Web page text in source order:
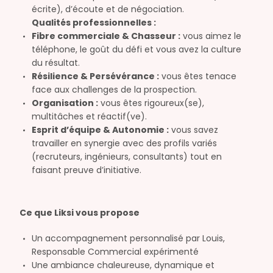
écrite), d’écoute et de négociation.
Qualités professionnelles :
Fibre commerciale & Chasseur : vous aimez le
téléphone, le goût du défi et vous avez la culture
du résultat.
Résilience & Persévérance : vous êtes tenace
face aux challenges de la prospection.
Organisation : vous êtes rigoureux(se),
multitâches et réactif(ve).
Esprit d’équipe & Autonomie : vous savez
travailler en synergie avec des profils variés
(recruteurs, ingénieurs, consultants) tout en
faisant preuve d’initiative.
Ce que Liksi vous propose
Un accompagnement personnalisé par Louis,
Responsable Commercial expérimenté
Une ambiance chaleureuse, dynamique et